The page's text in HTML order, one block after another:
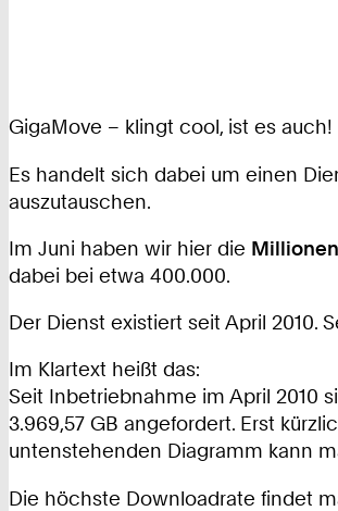
GigaMove – klingt cool, ist es auch!
Es handelt sich dabei um einen
auszutauschen.
Im Juni haben wir hier die
dabei bei etwa 400.000.
Der Dienst existiert seit April 2010.
Im Klartext heißt das:
Seit Inbetriebnahme im April 2010
3.969,57 GB angefordert. Erst
untenstehenden Diagramm kann
Die höchste Downloadrate findet